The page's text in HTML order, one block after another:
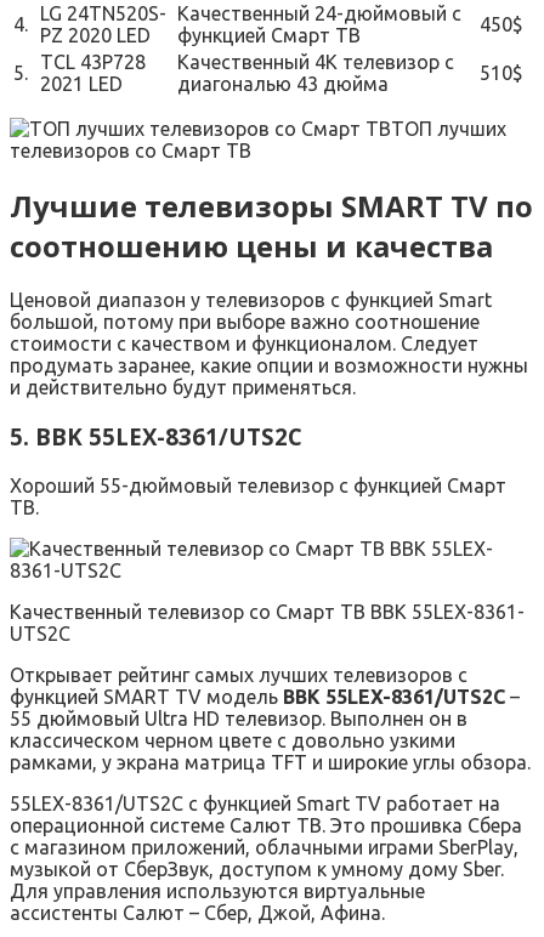
4.
LG 24TN520S-
PZ 2020 LED
Качественный 24-дюймовый с
функцией Смарт ТВ
450$
5.
TCL 43P728
2021 LED
Качественный 4К телевизор с
диагональю 43 дюйма
510$
ТОП лучших
телевизоров со Смарт ТВ
Лучшие телевизоры SMART TV по
соотношению цены и качества
Ценовой диапазон у телевизоров с функцией Smart
большой, потому при выборе важно соотношение
стоимости с качеством и функционалом. Следует
продумать заранее, какие опции и возможности нужны
и действительно будут применяться.
5. BBK 55LEX-8361/UTS2C
Хороший 55-дюймовый телевизор с функцией Смарт
ТВ.
Качественный телевизор со Смарт ТВ BBK 55LEX-8361-
UTS2C
Открывает рейтинг самых лучших телевизоров с
функцией SMART TV модель BBK 55LEX-8361/UTS2C –
55 дюймовый Ultra HD телевизор. Выполнен он в
классическом черном цвете с довольно узкими
рамками, у экрана матрица TFT и широкие углы обзора.
55LEX-8361/UTS2C с функцией Smart TV работает на
операционной системе Салют ТВ. Это прошивка Сбера
с магазином приложений, облачными играми SberPlay,
музыкой от СберЗвук, доступом к умному дому Sber.
Для управления используются виртуальные
ассистенты Салют – Сбер, Джой, Афина.